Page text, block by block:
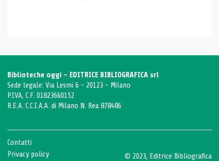
Biblioteche oggi - EDITRICE BIBLIOGRAFICA srl
Sede legale: Via Lesmi 6 - 20123 - Milano
P.IVA, C.F. 01823660152
R.E.A. C.C.I.A.A. di Milano N. Rea 878486
Contatti
Privacy policy
© 2023, Editrice Bibliografica